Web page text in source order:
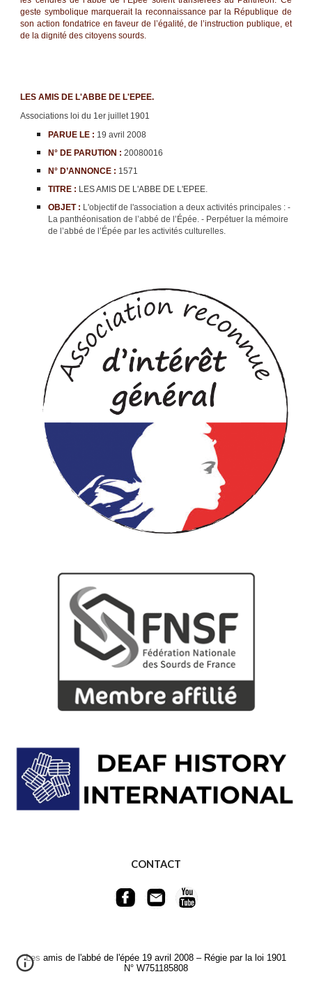
geste symbolique marquerait la reconnaissance par la République de
son action fondatrice en faveur de l’égalité, de l’instruction publique, et
de la dignité des citoyens sourds.
LES AMIS DE L'ABBE DE L'EPEE.
Associations loi du 1er juillet 1901
PARUE LE : 19 avril 2008
N° DE PARUTION : 20080016
N° D’ANNONCE : 1571
TITRE : LES AMIS DE L'ABBE DE L'EPEE.
OBJET : L'objectif de l'association a deux activités principales : -
La panthéonisation de l’abbé de l’Épée. - Perpétuer la mémoire
de l’abbé de l’Épée par les activités culturelles.
CONTACT
Les amis de l'abbé de l'épée 19 avril 2008 – Régie par la loi 1901
N° W751185808